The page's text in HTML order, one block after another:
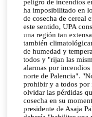
peligro de incendios
ha imposibilitado en
de cosecha de cereal
este sentido, UPA
una región tan
también
de humedad y
todos y "rijan las
alarmas por incendios
norte de Palencia".
prohibir y a todos por
olvidar las pérdidas
cosecha en su
presidente de Asaja